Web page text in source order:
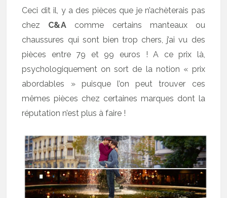
Ceci dit il, y a des pièces que je n’achèterais pas
chez C&A comme certains manteaux ou
chaussures qui sont bien trop chers, j’ai vu des
pièces entre 79 et 99 euros ! A ce prix là,
psychologiquement on sort de la notion « prix
abordables » puisque l’on peut trouver ces
mêmes pièces chez certaines marques dont la
réputation n’est plus à faire !